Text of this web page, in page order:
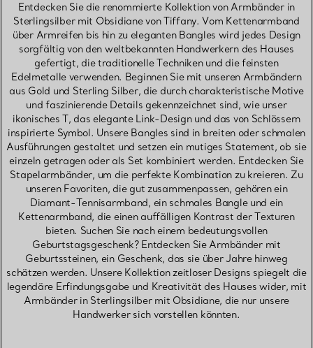
Entdecken Sie die renommierte Kollektion von Armbänder in
Sterlingsilber mit Obsidiane von Tiffany. Vom Kettenarmband
über Armreifen bis hin zu eleganten Bangles wird jedes Design
sorgfältig von den weltbekannten Handwerkern des Hauses
gefertigt, die traditionelle Techniken und die feinsten
Edelmetalle verwenden. Beginnen Sie mit unseren Armbändern
aus Gold und Sterling Silber, die durch charakteristische Motive
und faszinierende Details gekennzeichnet sind, wie unser
ikonisches T, das elegante Link-Design und das von Schlössern
inspirierte Symbol. Unsere Bangles sind in breiten oder schmalen
Ausführungen gestaltet und setzen ein mutiges Statement, ob sie
einzeln getragen oder als Set kombiniert werden. Entdecken Sie
Stapelarmbänder, um die perfekte Kombination zu kreieren. Zu
unseren Favoriten, die gut zusammenpassen, gehören ein
Diamant-Tennisarmband, ein schmales Bangle und ein
Kettenarmband, die einen auffälligen Kontrast der Texturen
bieten. Suchen Sie nach einem bedeutungsvollen
Geburtstagsgeschenk? Entdecken Sie Armbänder mit
Geburtssteinen, ein Geschenk, das sie über Jahre hinweg
schätzen werden. Unsere Kollektion zeitloser Designs spiegelt die
legendäre Erfindungsgabe und Kreativität des Hauses wider, mit
Armbänder in Sterlingsilber mit Obsidiane, die nur unsere
Handwerker sich vorstellen könnten.